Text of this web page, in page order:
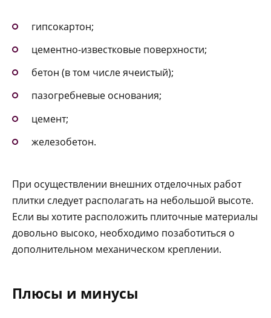
гипсокартон;
цементно-известковые поверхности;
бетон (в том числе ячеистый);
пазогребневые основания;
цемент;
железобетон.
При осуществлении внешних отделочных работ
плитки следует располагать на небольшой высоте.
Если вы хотите расположить плиточные материалы
довольно высоко, необходимо позаботиться о
дополнительном механическом креплении.
Плюсы и минусы